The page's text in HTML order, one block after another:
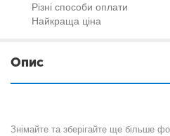
Різні способи оплати
Найкраща ціна
Опис
Знімайте та зберігайте ще більше